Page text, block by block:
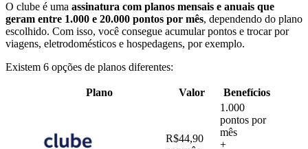
O clube é uma assinatura com planos mensais e anuais que
geram entre 1.000 e 20.000 pontos por mês, dependendo do plano
escolhido. Com isso, você consegue acumular pontos e trocar por
viagens, eletrodomésticos e hospedagens, por exemplo.
Existem 6 opções de planos diferentes:
Plano Valor Benefícios
R$44,90
1.000
pontos por
mês
+